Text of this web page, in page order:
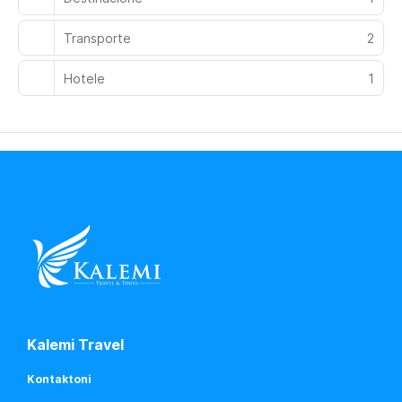
Transporte 2
Hotele 1
Kalemi Travel
Kontaktoni